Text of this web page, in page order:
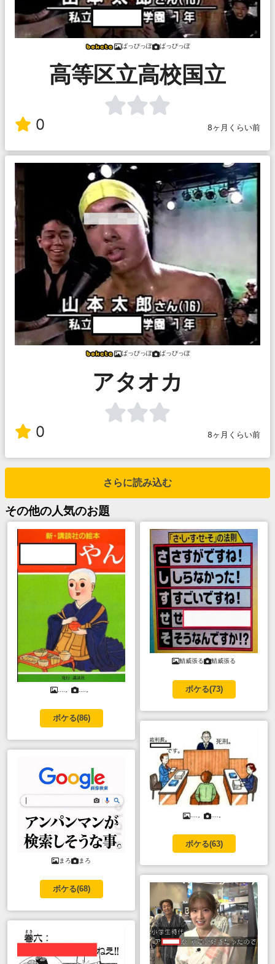
ぱっぴっぽ ぱっぴっぽ
高等区立高校国立
0 8ヶ月くらい前
ぱっぴっぽ ぱっぴっぽ
アタオカ
0 8ヶ月くらい前
さらに読み込む
その他の人気のお題
ボケる(86)
まろ まろ
ボケる(68)
鯖威張る 鯖威張る
ボケる(73)
....。 ....。
ボケる(63)